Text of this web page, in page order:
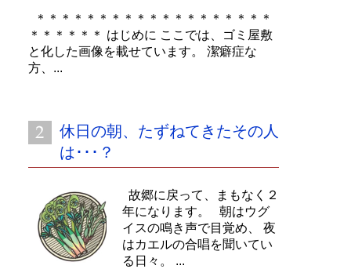
＊＊＊＊＊＊＊＊＊＊＊＊＊＊＊＊＊＊＊
＊＊＊＊＊＊ はじめに ここでは、ゴミ屋敷
と化した画像を載せています。 潔癖症な
方、...
休日の朝、たずねてきたその人
は･･･？
故郷に戻って、まもなく２
年になります。 朝はウグ
イスの鳴き声で目覚め、 夜
はカエルの合唱を聞いてい
る日々。 ...